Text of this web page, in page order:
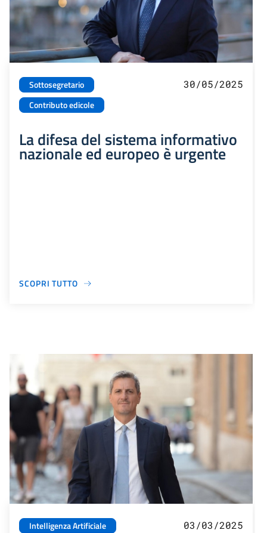
Sottosegretario
Contributo edicole
30/05/2025
La difesa del sistema informativo
nazionale ed europeo è urgente
SCOPRI TUTTO
Intelligenza Artificiale
03/03/2025